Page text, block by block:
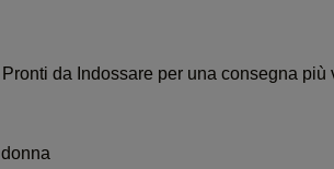
da Indossare per una consegna più